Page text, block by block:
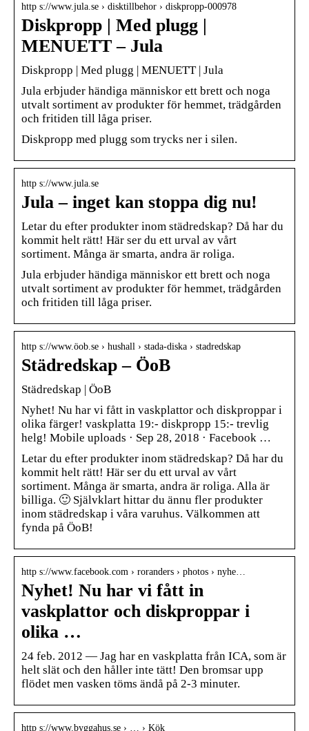
http s://www.jula.se › disktillbehor › diskpropp-000978
Diskpropp | Med plugg |
MENUETT – Jula
Diskpropp | Med plugg | MENUETT | Jula
Jula erbjuder händiga människor ett brett och noga
utvalt sortiment av produkter för hemmet, trädgården
och fritiden till låga priser.
Diskpropp med plugg som trycks ner i silen.
http s://www.jula.se
Jula – inget kan stoppa dig nu!
Letar du efter produkter inom städredskap? Då har du
kommit helt rätt! Här ser du ett urval av vårt
sortiment. Många är smarta, andra är roliga.
Jula erbjuder händiga människor ett brett och noga
utvalt sortiment av produkter för hemmet, trädgården
och fritiden till låga priser.
http s://www.öob.se › hushall › stada-diska › stadredskap
Städredskap – ÖoB
Städredskap | ÖoB
Nyhet! Nu har vi fått in vaskplattor och diskproppar i
olika färger! vaskplatta 19:- diskpropp 15:- trevlig
helg! Mobile uploads · Sep 28, 2018 · Facebook …
Letar du efter produkter inom städredskap? Då har du
kommit helt rätt! Här ser du ett urval av vårt
sortiment. Många är smarta, andra är roliga. Alla är
billiga. 🙂 Självklart hittar du ännu fler produkter
inom städredskap i våra varuhus. Välkommen att
fynda på ÖoB!
http s://www.facebook.com › roranders › photos › nyhe…
Nyhet! Nu har vi fått in
vaskplattor och diskproppar i
olika …
24 feb. 2012 — Jag har en vaskplatta från ICA, som är
helt slät och den håller inte tätt! Den bromsar upp
flödet men vasken töms ändå på 2-3 minuter.
http s://www.byggahus.se › … › Kök